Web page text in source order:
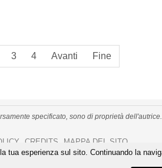
3 4 Avanti Fine
specificato, sono di proprietà dell'autrice.
CREDITS MAPPA DEL SITO
- Copyright©2026.All Rights Reserved
tua esperienza sul sito. Continuando la